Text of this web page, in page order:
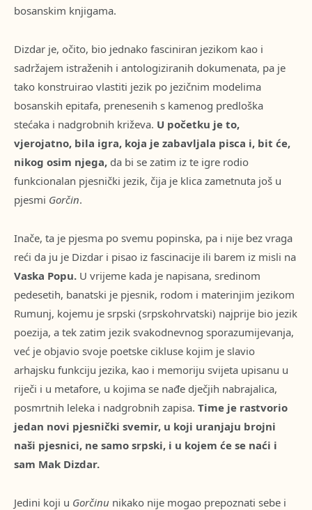
bosanskim knjigama.
Dizdar je, očito, bio jednako fasciniran jezikom kao i
sadržajem istraženih i antologiziranih dokumenata, pa je
tako konstruirao vlastiti jezik po jezičnim modelima
bosanskih epitafa, prenesenih s kamenog predloška
stećaka i nadgrobnih križeva. U početku je to,
vjerojatno, bila igra, koja je zabavljala pisca i, bit će,
nikog osim njega, da bi se zatim iz te igre rodio
funkcionalan pjesnički jezik, čija je klica zametnuta još u
pjesmi Gorčin.
Inače, ta je pjesma po svemu popinska, pa i nije bez vraga
reći da ju je Dizdar i pisao iz fascinacije ili barem iz misli na
Vaska Popu. U vrijeme kada je napisana, sredinom
pedesetih, banatski je pjesnik, rodom i materinjim jezikom
Rumunj, kojemu je srpski (srpskohrvatski) najprije bio jezik
poezija, a tek zatim jezik svakodnevnog sporazumijevanja,
već je objavio svoje poetske cikluse kojim je slavio
arhajsku funkciju jezika, kao i memoriju svijeta upisanu u
riječi i u metafore, u kojima se nađe dječjih nabrajalica,
posmrtnih leleka i nadgrobnih zapisa. Time je rastvorio
jedan novi pjesnički svemir, u koji uranjaju brojni
naši pjesnici, ne samo srpski, i u kojem će se naći i
sam Mak Dizdar.
Jedini koji u Gorčinu nikako nije mogao prepoznati sebe i